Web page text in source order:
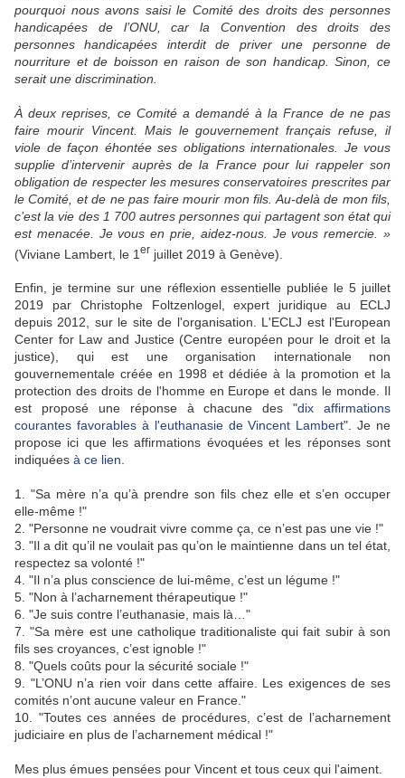
pourquoi nous avons saisi le Comité des droits des personnes
handicapées de l’ONU, car la Convention des droits des
personnes handicapées interdit de priver une personne de
nourriture et de boisson en raison de son handicap. Sinon, ce
serait une discrimination.
À deux reprises, ce Comité a demandé à la France de ne pas
faire mourir Vincent. Mais le gouvernement français refuse, il
viole de façon éhontée ses obligations internationales. Je vous
supplie d’intervenir auprès de la France pour lui rappeler son
obligation de respecter les mesures conservatoires prescrites par
le Comité, et de ne pas faire mourir mon fils. Au-delà de mon fils,
c’est la vie des 1 700 autres personnes qui partagent son état qui
est menacée. Je vous en prie, aidez-nous. Je vous remercie. »
(Viviane Lambert, le 1 er juillet 2019 à Genève).
Enfin, je termine sur une réflexion essentielle publiée le 5 juillet
2019 par Christophe Foltzenlogel, expert juridique au ECLJ
depuis 2012, sur le site de l'organisation. L'ECLJ est l'European
Center for Law and Justice (Centre européen pour le droit et la
justice), qui est une organisation internationale non
gouvernementale créée en 1998 et dédiée à la promotion et la
protection des droits de l'homme en Europe et dans le monde. Il
est proposé une réponse à chacune des "dix affirmations
courantes favorables à l'euthanasie de Vincent Lambert". Je ne
propose ici que les affirmations évoquées et les réponses sont
indiquées à ce lien
1. "Sa mère n’a qu’à prendre son fils chez elle et s’en occuper
elle-même !"
2. "Personne ne voudrait vivre comme ça, ce n’est pas une vie !"
3. "Il a dit qu’il ne voulait pas qu’on le maintienne dans un tel état,
respectez sa volonté !"
4. "Il n’a plus conscience de lui-même, c’est un légume !"
5. "Non à l’acharnement thérapeutique !"
6. "Je suis contre l’euthanasie, mais là…"
7. "Sa mère est une catholique traditionaliste qui fait subir à son
fils ses croyances, c’est ignoble !"
8. "Quels coûts pour la sécurité sociale !"
9. "L’ONU n’a rien voir dans cette affaire. Les exigences de ses
comités n’ont aucune valeur en France."
10. "Toutes ces années de procédures, c’est de l’acharnement
judiciaire en plus de l’acharnement médical !"
Mes plus émues pensées pour Vincent et tous ceux qui l'aiment.